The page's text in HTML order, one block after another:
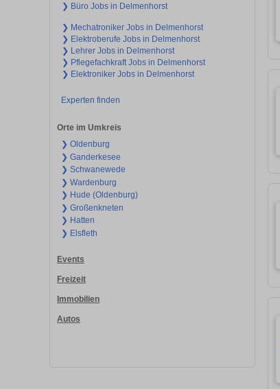
❯ Büro Jobs in Delmenhorst
❯ Mechatroniker Jobs in Delmenhorst
❯ Elektroberufe Jobs in Delmenhorst
❯ Lehrer Jobs in Delmenhorst
❯ Pflegefachkraft Jobs in Delmenhorst
❯ Elektroniker Jobs in Delmenhorst
Experten finden
Orte im Umkreis
❯ Oldenburg
❯ Ganderkesee
❯ Schwanewede
❯ Wardenburg
❯ Hude (Oldenburg)
❯ Großenkneten
❯ Hatten
❯ Elsfleth
Events
Freizeit
Immobilien
Autos